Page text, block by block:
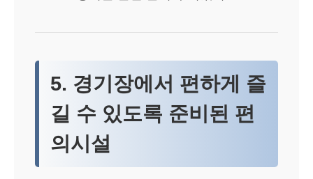
5. 경기장에서 편하게 즐
길 수 있도록 준비된 편
의시설